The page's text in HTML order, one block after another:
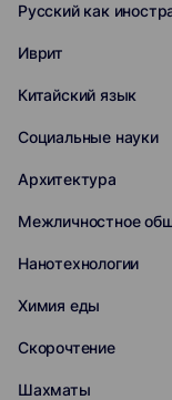
Русский как
Иврит
Китайский язык
Социальные науки
Архитектура
Межличностное
Нанотехнологии
Химия еды
Скорочтение
Шахматы